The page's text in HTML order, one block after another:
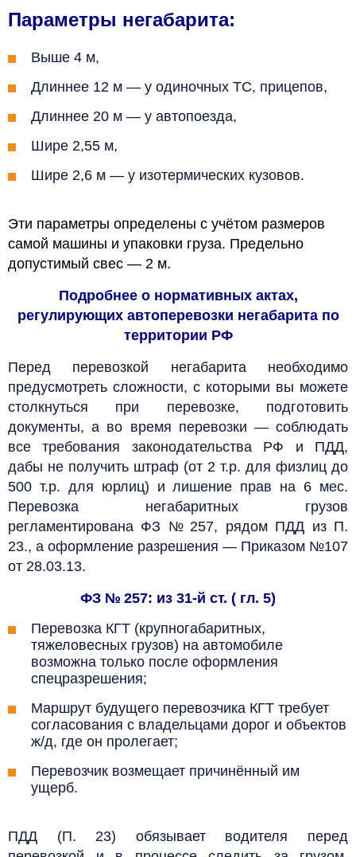
Параметры негабарита:
Выше 4 м,
Длиннее 12 м — у одиночных ТС, прицепов,
Длиннее 20 м — у автопоезда,
Шире 2,55 м,
Шире 2,6 м — у изотермических кузовов.
Эти параметры определены с учётом размеров
самой машины и упаковки груза. Предельно
допустимый свес — 2 м.
Подробнее о нормативных актах,
регулирующих автоперевозки негабарита по
территории РФ
Перед перевозкой негабарита необходимо
предусмотреть сложности, с которыми вы можете
столкнуться при перевозке, подготовить
документы, а во время перевозки — соблюдать
все требования законодательства РФ и ПДД,
дабы не получить штраф (от 2 т.р. для физлиц до
500 т.р. для юрлиц) и лишение прав на 6 мес.
Перевозка негабаритных грузов
регламентирована ФЗ № 257, рядом ПДД из П.
23., а оформление разрешения — Приказом №107
от 28.03.13.
ФЗ № 257: из 31-й ст. ( гл. 5)
Перевозка КГТ (крупногабаритных,
тяжеловесных грузов) на автомобиле
возможна только после оформления
спецразрешения;
Маршрут будущего перевозчика КГТ требует
согласования с владельцами дорог и объектов
ж/д, где он пролегает;
Перевозчик возмещает причинённый им
ущерб.
ПДД (П. 23) обязывает водителя перед